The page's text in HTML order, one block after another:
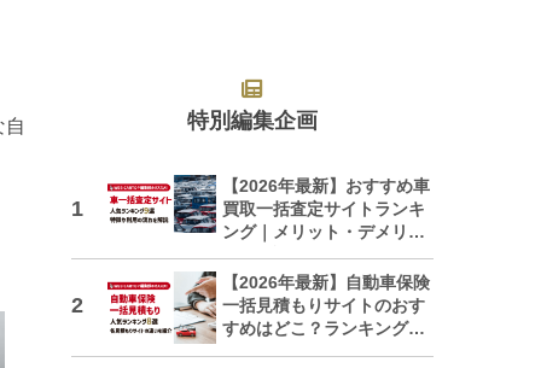
自 特別編集企画
【2026年最新】おすすめ車
買取一括査定サイトランキ
ング｜メリット・デメリッ
トも解説
【2026年最新】自動車保険
一括見積もりサイトのおす
すめはどこ？ランキングで